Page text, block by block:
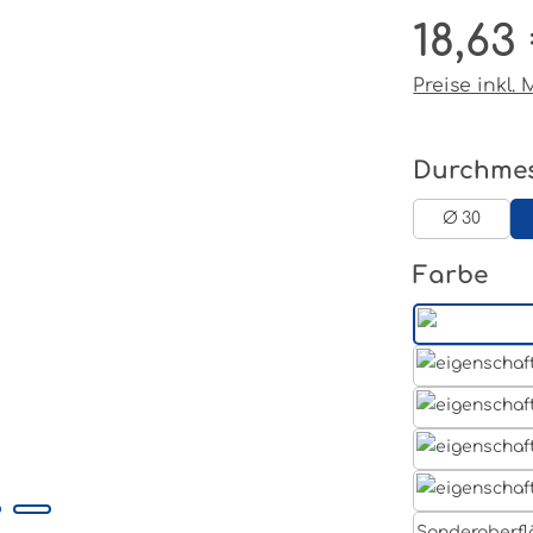
Regulärer
Preise inkl.
Ø 30
Farbe